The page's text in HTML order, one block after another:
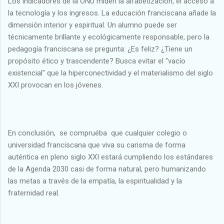
la tecnología y los ingresos. La educación franciscana añade la
dimensión interior y espiritual. Un alumno puede ser
técnicamente brillante y ecológicamente responsable, pero la
pedagogía franciscana se pregunta: ¿Es feliz? ¿Tiene un
propósito ético y trascendente? Busca evitar el "vacío
existencial" que la hiperconectividad y el materialismo del siglo
XXI provocan en los jóvenes.
En conclusión, se compruéba que cualquier colegio o
universidad franciscana que viva su carisma de forma
auténtica en pleno siglo XXI estará cumpliendo los estándares
de la Agenda 2030 casi de forma natural, pero humanizando
las metas a través de la empatía, la espiritualidad y la
fraternidad real.